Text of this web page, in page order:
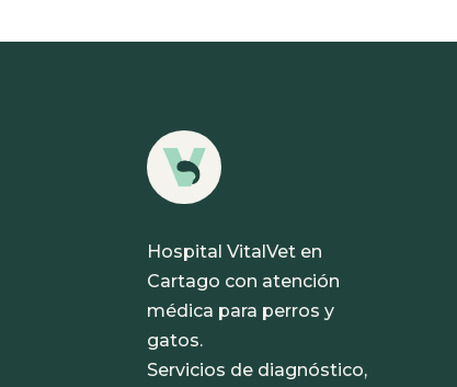
Hospital VitalVet en
Cartago con atención
médica para perros y
gatos.
Servicios de diagnóstico,